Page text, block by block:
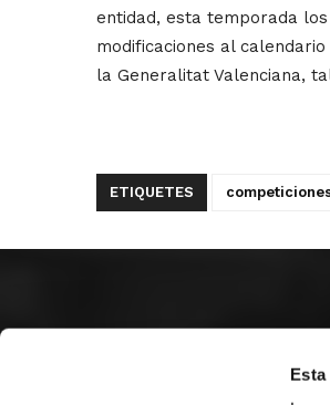
entidad, esta temporada
modificaciones al
la Generalitat Valenciana,
ETIQUETES